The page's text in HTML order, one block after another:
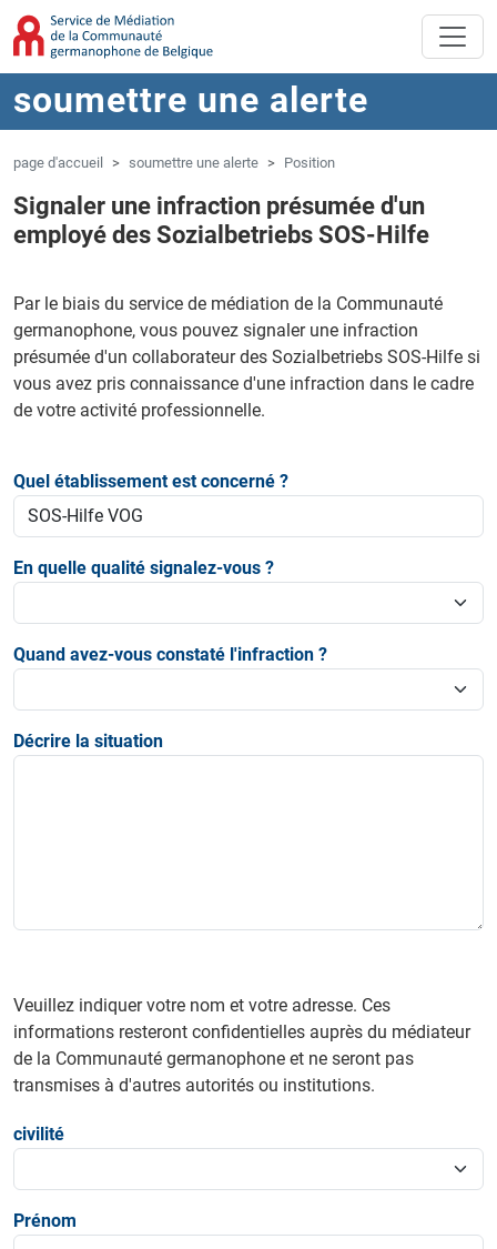
Aller au contenu principal
Sauter à la navigation
soumettre une alerte
page d'accueil soumettre une alerte Position
Signaler une infraction présumée d'un
employé des Sozialbetriebs SOS-Hilfe
Par le biais du service de médiation de la Communauté
germanophone, vous pouvez signaler une infraction
présumée d'un collaborateur des Sozialbetriebs SOS-Hilfe si
vous avez pris connaissance d'une infraction dans le cadre
de votre activité professionnelle.
Quel établissement est concerné ?
En quelle qualité signalez-vous ?
Quand avez-vous constaté l'infraction ?
Décrire la situation
Veuillez indiquer votre nom et votre adresse. Ces
informations resteront confidentielles auprès du médiateur
de la Communauté germanophone et ne seront pas
transmises à d'autres autorités ou institutions.
civilité
Prénom